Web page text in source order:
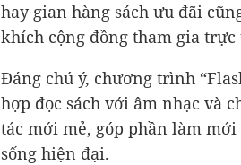
hay gian hàng sách ưu đãi
khích cộng đồng tham gia
Đáng chú ý, chương trình
hợp đọc sách với âm nhạc và
tác mới mẻ, góp phần làm
sống hiện đại.